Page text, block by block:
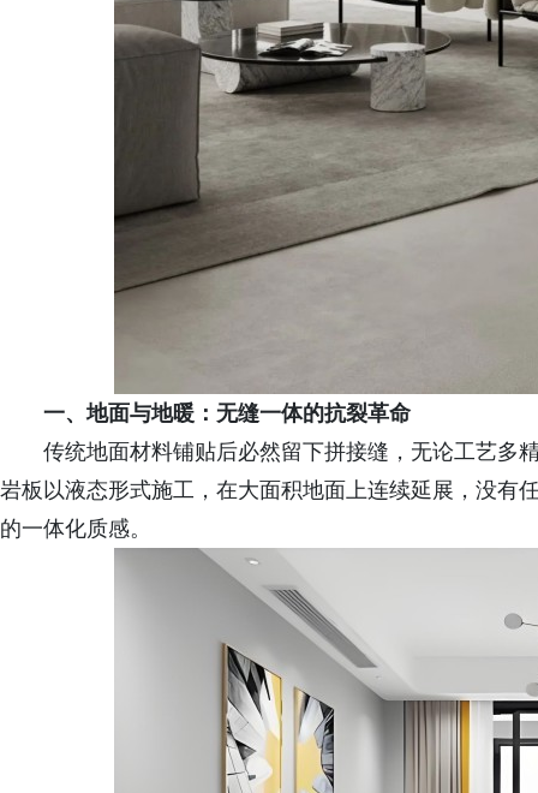
一、地面与地暖：无缝一体的抗裂革命
传统地面材料铺贴后必然留下拼接缝，无论工艺多
岩板以液态形式施工，在大面积地面上连续延展，没有
的一体化质感。